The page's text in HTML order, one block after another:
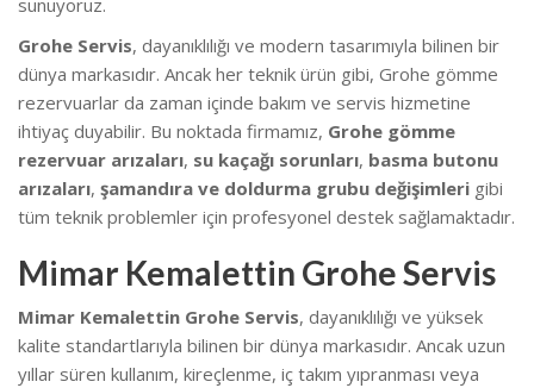
Grohe Servis, dayanıklılığı ve modern tasarımıyla bilinen bir
dünya markasıdır. Ancak her teknik ürün gibi, Grohe gömme
rezervuarlar da zaman içinde bakım ve servis hizmetine
ihtiyaç duyabilir. Bu noktada firmamız, Grohe gömme
rezervuar arızaları, su kaçağı sorunları, basma butonu
arızaları, şamandıra ve doldurma grubu değişimleri gibi
tüm teknik problemler için profesyonel destek sağlamaktadır.
Mimar Kemalettin Grohe Servis
Mimar Kemalettin Grohe Servis, dayanıklılığı ve yüksek
kalite standartlarıyla bilinen bir dünya markasıdır. Ancak uzun
yıllar süren kullanım, kireçlenme, iç takım yıpranması veya